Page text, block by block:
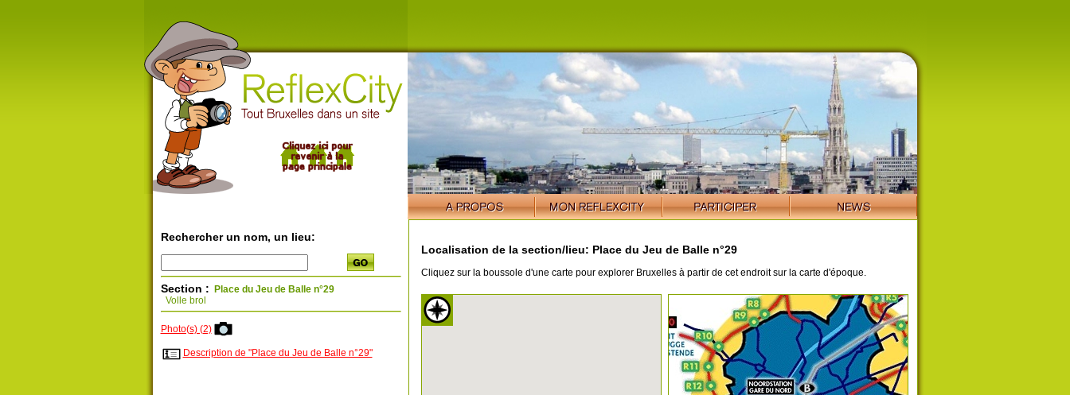
Rechercher un nom, un lieu:
Section : Place du Jeu de Balle n°29
Volle brol
Photo(s) (2)
Description de "Place du Jeu de Balle n°29"
Localisation de la section/lieu: Place du Jeu de Balle n°29
Cliquez sur la boussole d'une carte pour explorer Bruxelles à partir de cet endroit sur la carte d'époque.